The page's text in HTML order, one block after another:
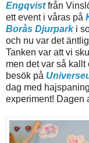
Engqvistfrån
ett event i våras på
Borås Djurparki
och nu var det
Tanken var att vi
men det var så kallt
besök på
dag med
experiment! Dagen